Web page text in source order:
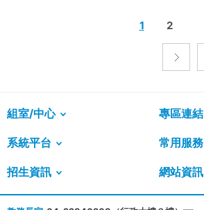
1 2
組室/中心 專區連結
系統平台 常用服務
招生資訊 網站資訊